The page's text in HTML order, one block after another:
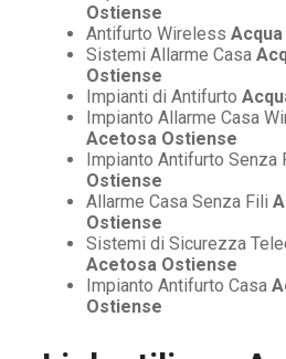
Ostiense
Antifurto Wireless
Sistemi Allarme Casa
Ostiense
Impianti di Antifurto
Impianto Allarme Casa
Acetosa Ostiense
Impianto Antifurto Senza
Ostiense
Allarme Casa Senza Fili
Ostiense
Sistemi di Sicurezza
Acetosa Ostiense
Impianto Antifurto Casa
Ostiense